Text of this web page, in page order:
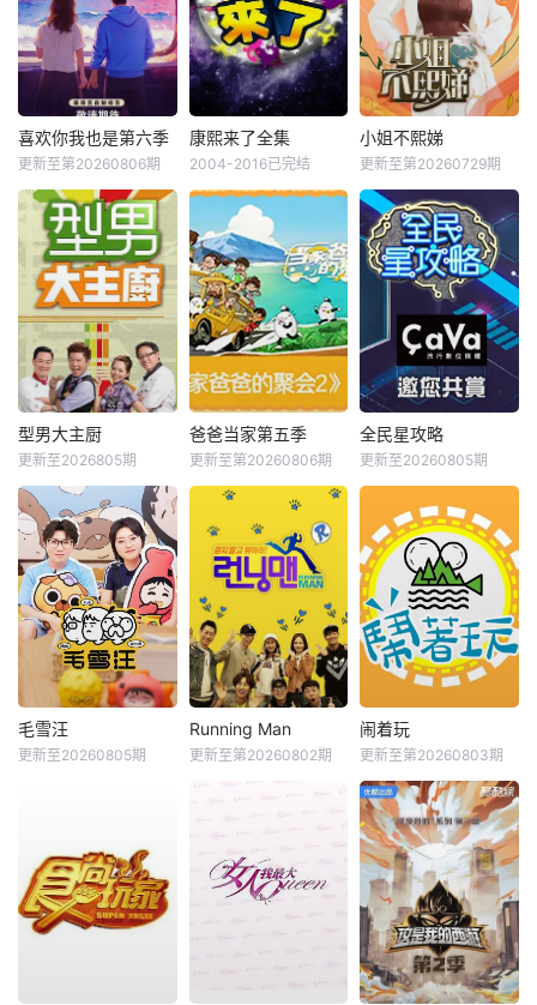
喜欢你我也是第六季
更新至第20260806期
康熙来了全集
2004-2016已完结
小姐不熙娣
更新至第20260729期
型男大主厨
更新至2026805期
爸爸当家第五季
更新至第20260806期
全民星攻略
更新至20260805期
毛雪汪
更新至20260805期
Running Man
更新至第20260802期
闹着玩
更新至第20260803期